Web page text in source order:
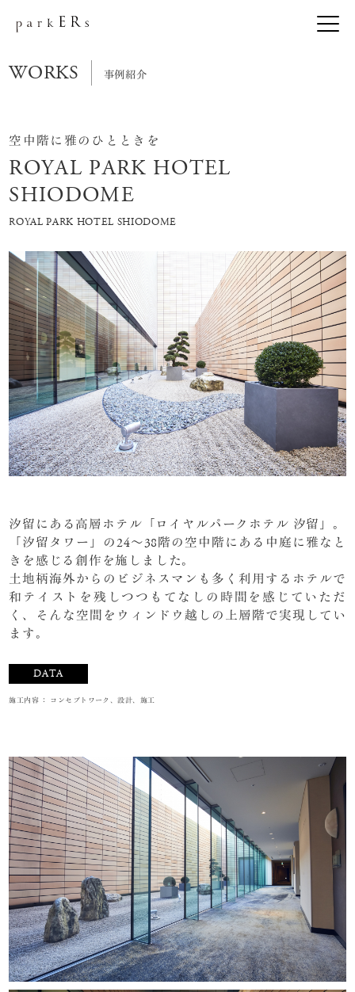
WORKS 事例紹介
空中階に雅のひとときを
ROYAL PARK HOTEL
SHIODOME
ROYAL PARK HOTEL SHIODOME
汐留にある高層ホテル「ロイヤルパークホテル 汐留」。
「汐留タワー」の24～38階の空中階にある中庭に雅なと
きを感じる創作を施しました。
土地柄海外からのビジネスマンも多く利用するホテルで
和テイストを残しつつもてなしの時間を感じていただ
く、そんな空間をウィンドウ越しの上層階で実現してい
ます。
DATA
施工内容 ： コンセプトワーク、設計、施工